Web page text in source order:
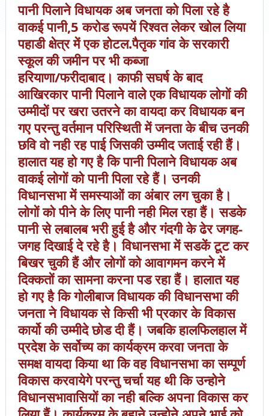
पानी पिलाने विधायक अब जनता को पिला रहे है
वाकई पानी,5 करोड रूपयें रिश्वत लेकर खोल लिया
पहाडी क्षेत्र में एक होटल.पैतृक गांव के सरकारी
स्कूल की जमीन पर भी कब्जा
हरियाणा/फरीदाबाद। काफी सघर्ष के बाद
आखिरकार पानी पिलाने वाले एक विधायक लोगों की
उम्मीदों पर खरा उतरने का वायदा कर विधायक बन
गए परन्तु वर्तमान परिस्थिती में जनता के बीच उनकी
छवि वो नही रह पाई जिसकी उम्मीद जताई रही हैं।
हालात यह हो गए है कि पानी पिलाने विधायक अब
वाकई लोगों को पानी पिला रहे हैं। उनकी
विधानसभा में समस्याओं का अंबार लग चुका है।
लोगों को पीने के लिए पानी नही मिल रहा हैं। सडके
पानी से लबालब भरी हुई है और गंदगी के ढेर जगह-
जगह दिखाई दे रहे है। विधानसभा में सडकें टूट कर
बिखर चुकी हैं और लोगों को आवागमन करने में
दिक्कतों का सामना करना पड रहा हैं। हालात यह
हो गए है कि गोलीबाज विधायक की विधानसभा की
जनता ने विधायक से किसी भी प्रकार के विकास
कार्यो की उम्मीदे छोड दी हैं। जबकि हालफिलहाल में
प्रदेश के सर्वोच्य का कार्यक्रम करवा जनता के
समक्ष वायदा किया था कि वह विधानसभा का सम्पूर्ण
विकास करवायेगे परन्तु चर्चा यह थी कि उन्होने
विधानसभावासियों का नही बल्कि अपना विकास कर